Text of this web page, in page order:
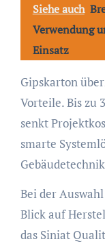
Siehe auch
Verwendung
Einsatz
Gipskarton
Vorteile. Bis zu
senkt
smarte
Bei der
Blick auf
das Siniat